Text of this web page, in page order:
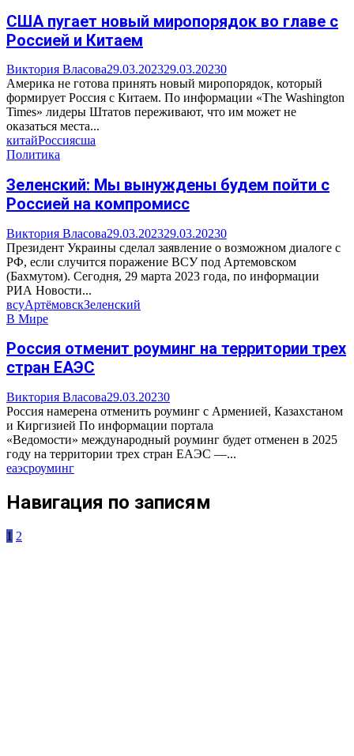
США пугает новый миропорядок во главе с
Россией и Китаем
Виктория Власова29.03.202329.03.20230
Америка не готова принять новый миропорядок, который
формирует Россия с Китаем. По информации «The Washington
Times» лидеры Штатов переживают, что им может не
оказаться места...
китайРоссиясша
Политика
Зеленский: Мы вынуждены будем пойти с
Россией на компромисс
Виктория Власова29.03.202329.03.20230
Президент Украины сделал заявление о возможном диалоге с
РФ, если случится поражение ВСУ под Артемовском
(Бахмутом). Сегодня, 29 марта 2023 года, по информации
РИА Новости...
всуАртёмовскЗеленский
В Мире
Россия отменит роуминг на территории трех
стран ЕАЭС
Виктория Власова29.03.20230
Россия намерена отменить роуминг с Арменией, Казахстаном
и Киргизией По информации портала
«Ведомости» международный роуминг будет отменен в 2025
году на территории трех стран ЕАЭС —...
еаэсроуминг
Навигация по записям
1 2